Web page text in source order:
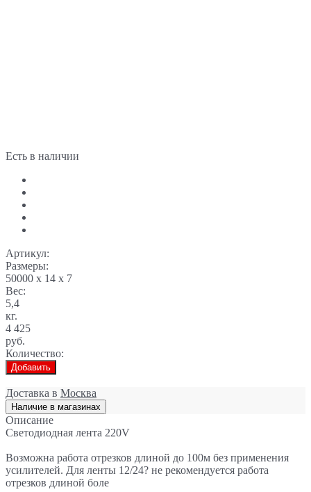
Есть в наличии
Артикул:
Размеры:
50000 x 14 x 7
Вес:
5,4
кг.
4 425
руб.
Количество:
Добавить
Доставка в Москва
Наличие в магазинах
Описание
Светодиодная лента 220V
Возможна работа отрезков длиной до 100м без применения
усилителей. Для ленты 12/24? не рекомендуется работа
отрезков длиной боле